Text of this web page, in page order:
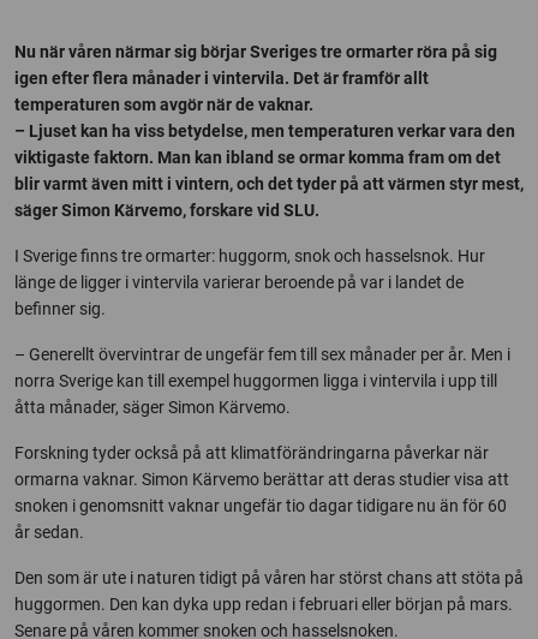
Nu när våren närmar sig börjar Sveriges tre ormarter röra på sig
igen efter flera månader i vintervila. Det är framför allt
temperaturen som avgör när de vaknar.
– Ljuset kan ha viss betydelse, men temperaturen verkar vara den
viktigaste faktorn. Man kan ibland se ormar komma fram om det
blir varmt även mitt i vintern, och det tyder på att värmen styr mest,
säger Simon Kärvemo, forskare vid SLU.
I Sverige finns tre ormarter: huggorm, snok och hasselsnok. Hur
länge de ligger i vintervila varierar beroende på var i landet de
befinner sig.
– Generellt övervintrar de ungefär fem till sex månader per år. Men i
norra Sverige kan till exempel huggormen ligga i vintervila i upp till
åtta månader, säger Simon Kärvemo.
Forskning tyder också på att klimatförändringarna påverkar när
ormarna vaknar. Simon Kärvemo berättar att deras studier visa att
snoken i genomsnitt vaknar ungefär tio dagar tidigare nu än för 60
år sedan.
Den som är ute i naturen tidigt på våren har störst chans att stöta på
huggormen. Den kan dyka upp redan i februari eller början på mars.
Senare på våren kommer snoken och hasselsnoken.